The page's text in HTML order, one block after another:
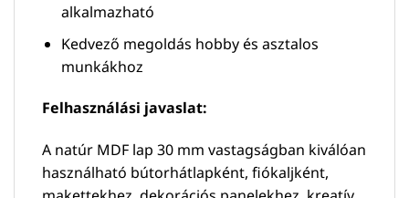
alkalmazható
Kedvező megoldás hobby és asztalos
munkákhoz
Felhasználási javaslat:
A natúr MDF lap 30 mm vastagságban kiválóan
használható bútorhátlapként, fiókaljként,